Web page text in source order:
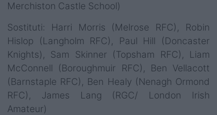
Merchiston Castle School)
Sostituti: Harri Morris (Melrose RFC), Robin
Hislop (Langholm RFC), Paul Hill (Doncaster
Knights), Sam Skinner (Topsham RFC), Liam
McConnell (Boroughmuir RFC), Ben Vellacott
(Barnstaple RFC), Ben Healy (Nenagh Ormond
RFC), James Lang (RGC/ London Irish
Amateur)